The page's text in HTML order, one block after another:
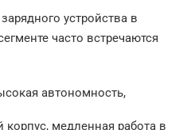
устройства в
часто встречаются
автономность,
медленная работа в